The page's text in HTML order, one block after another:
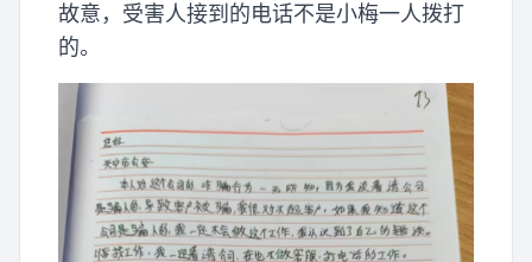
故意，受害人接到的电话不是小梅一人拨打
的。